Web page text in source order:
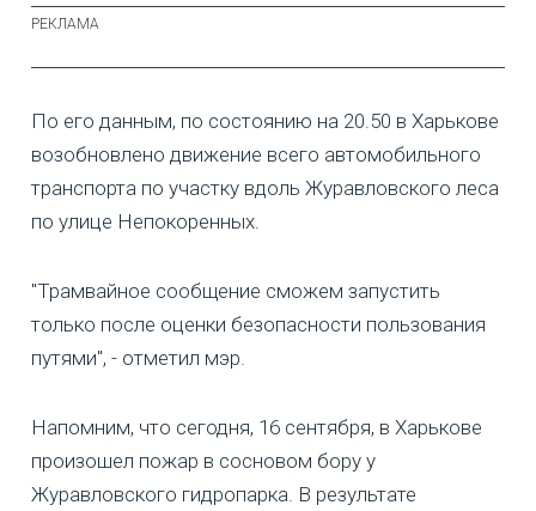
По его данным, по состоянию на 20.50 в Харькове
возобновлено движение всего автомобильного
транспорта по участку вдоль Журавловского леса
по улице Непокоренных.
"Трамвайное сообщение сможем запустить
только после оценки безопасности пользования
путями", - отметил мэр.
Напомним, что сегодня, 16 сентября, в Харькове
произошел пожар в сосновом бору у
Журавловского гидропарка. В результате